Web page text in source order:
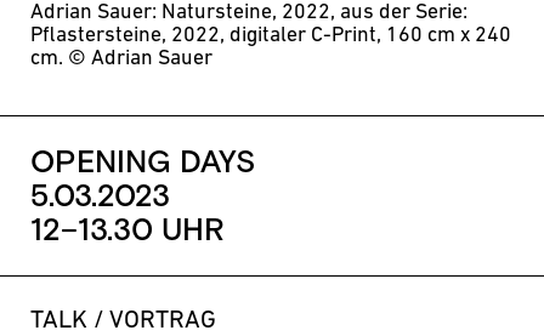
Adrian Sauer: Natursteine, 2022, aus der Serie:
Pflastersteine, 2022, digitaler C-Print, 160 cm x 240
cm. © Adrian Sauer
OPENING DAYS
5.03.2023
12–13.30 UHR
TALK / VORTRAG